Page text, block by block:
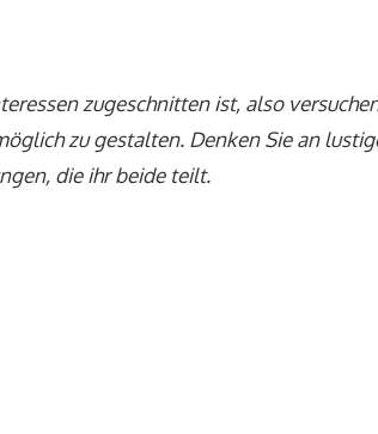
zugeschnitten ist, also
zu gestalten. Denken Sie an
die ihr beide teilt.